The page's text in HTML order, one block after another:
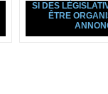
SI DES
ÊTRE